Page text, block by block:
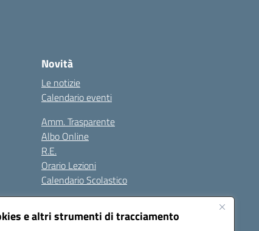
e altri strumenti di tracciamento
Novità
Le notizie
Calendario eventi
Amm. Trasparente
Albo Online
R.E.
Orario Lezioni
Calendario Scolastico